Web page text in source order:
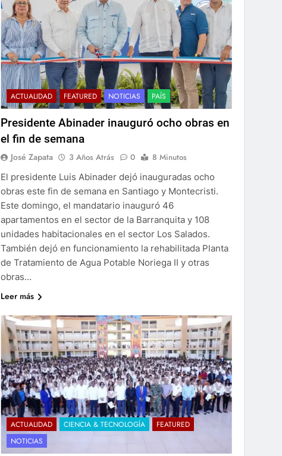
ACTUALIDAD FEATURED NOTICIAS PAÍS
Presidente Abinader inauguró ocho obras en
el fin de semana
José Zapata 3 Años Atrás 0
8 Minutos
El presidente Luis Abinader dejó inauguradas ocho
obras este fin de semana en Santiago y Montecristi.
Este domingo, el mandatario inauguró 46
apartamentos en el sector de la Barranquita y 108
unidades habitacionales en el sector Los Salados.
También dejó en funcionamiento la rehabilitada Planta
de Tratamiento de Agua Potable Noriega II y otras
obras…
Leer más
ACTUALIDAD CIENCIA & TECNOLOGÍA
FEATURED
NOTICIAS